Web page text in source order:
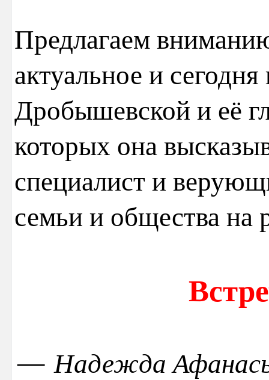
Предлагаем
актуальное и
Дробышевской и её
которых она
специалист и
семьи и общества на
— Надежда